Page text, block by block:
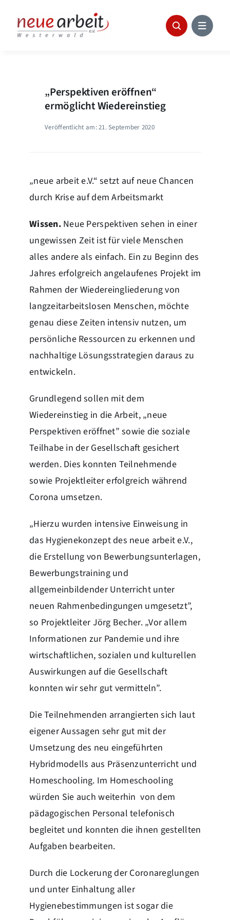
content
„Perspektiven eröffnen“
ermöglicht Wiedereinstieg
Veröffentlicht am: 21. September 2020
„neue arbeit e.V.“ setzt auf neue Chancen
durch Krise auf dem Arbeitsmarkt
Wissen.Neue Perspektiven sehen in einer
ungewissen Zeit ist für viele Menschen
alles andere als einfach. Ein zu Beginn des
Jahres erfolgreich angelaufenes Projekt im
Rahmen der Wiedereingliederung von
langzeitarbeitslosen Menschen, möchte
genau diese Zeiten intensiv nutzen, um
persönliche Ressourcen zu erkennen und
nachhaltige Lösungsstrategien daraus zu
entwickeln.
Grundlegend sollen mit dem
Wiedereinstieg in die Arbeit, „neue
Perspektiven eröffnet” sowie die soziale
Teilhabe in der Gesellschaft gesichert
werden. Dies konnten Teilnehmende
sowie Projektleiter erfolgreich während
Corona umsetzen.
„Hierzu wurden intensive Einweisung in
das Hygienekonzept des neue arbeit e.V.,
die Erstellung von Bewerbungsunterlagen,
Bewerbungstraining und
allgemeinbildender Unterricht unter
neuen Rahmenbedingungen umgesetzt”,
so Projektleiter Jörg Becher. „Vor allem
Informationen zur Pandemie und ihre
wirtschaftlichen, sozialen und kulturellen
Auswirkungen auf die Gesellschaft
konnten wir sehr gut vermitteln”.
Die Teilnehmenden arrangierten sich laut
eigener Aussagen sehr gut mit der
Umsetzung des neu eingeführten
Hybridmodells aus Präsenzunterricht und
Homeschooling. Im Homeschooling
würden Sie auch weiterhin von dem
pädagogischen Personal telefonisch
begleitet und konnten die ihnen gestellten
Aufgaben bearbeiten.
Durch die Lockerung der Coronareglungen
und unter Einhaltung aller
Hygienebestimmungen ist sogar die